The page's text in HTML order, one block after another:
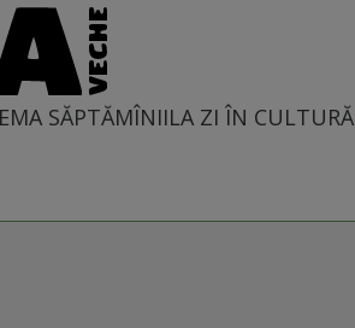
SĂPTĂMÎNIILA ZI ÎN CULTURĂ